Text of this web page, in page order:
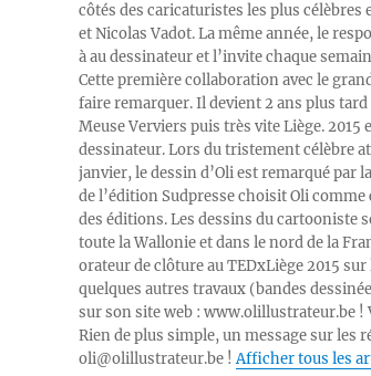
côtés des caricaturistes les plus
et Nicolas Vadot. La même année, le
à au dessinateur et l’invite chaque
Cette première collaboration avec le
faire remarquer. Il devient 2 ans plus
Meuse Verviers puis très vite Liège. 2015
dessinateur. Lors du tristement célèbre
janvier, le dessin d’Oli est remarqué par
de l’édition Sudpresse choisit Oli
des éditions. Les dessins du cartooniste
toute la Wallonie et dans le nord de la
orateur de clôture au TEDxLiège 2015
quelques autres travaux (bandes
sur son site web : www.olillustrateur.be !
Rien de plus simple, un message sur les
oli@olillustrateur.be !Afficher tous les